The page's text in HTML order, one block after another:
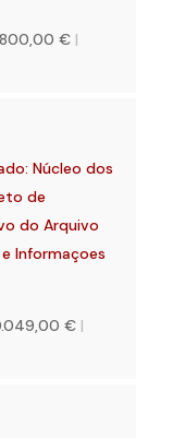
€ |
Núcleo dos
de
do Arquivo
Informaçoes
€ |